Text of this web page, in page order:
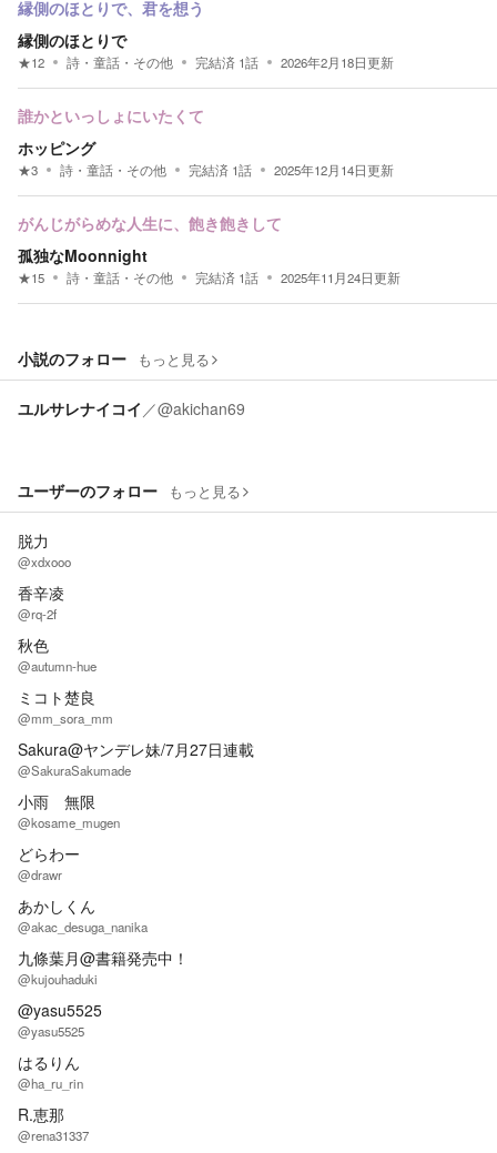
縁側のほとりで、君を想う
縁側のほとりで
★12 詩・童話・その他 完結済 1話 2026年2月18日更新
誰かといっしょにいたくて
ホッピング
★3 詩・童話・その他 完結済 1話 2025年12月14日更新
がんじがらめな人生に、飽き飽きして
孤独なMoonnight
★15 詩・童話・その他 完結済 1話 2025年11月24日更新
小説のフォロー もっと見る
ユルサレナイコイ ／@akichan69
ユーザーのフォロー もっと見る
脱力
@xdxooo
香辛凌
@rq-2f
秋色
@autumn-hue
ミコト楚良
@mm_sora_mm
Sakura@ヤンデレ妹/7月27日連載
@SakuraSakumade
小雨 無限
@kosame_mugen
どらわー
@drawr
あかしくん
@akac_desuga_nanika
九條葉月@書籍発売中！
@kujouhaduki
@yasu5525
@yasu5525
はるりん
@ha_ru_rin
R.恵那
@rena31337